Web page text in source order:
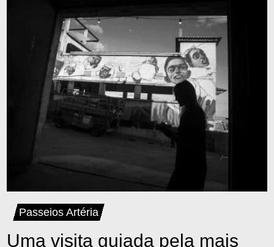
Uma visita guiada pela mais
Passeios Artéria